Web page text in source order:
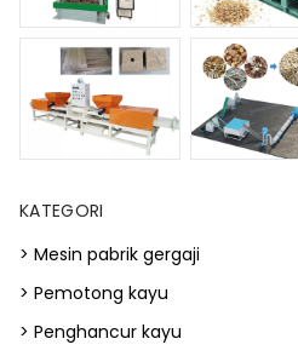
KATEGORI
> Mesin pabrik gergaji
> Pemotong kayu
> Penghancur kayu